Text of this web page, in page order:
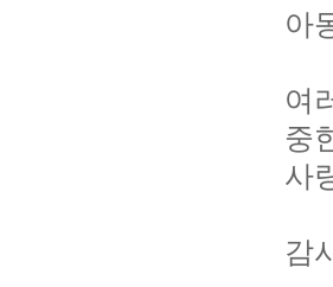
아
여
중
사
감